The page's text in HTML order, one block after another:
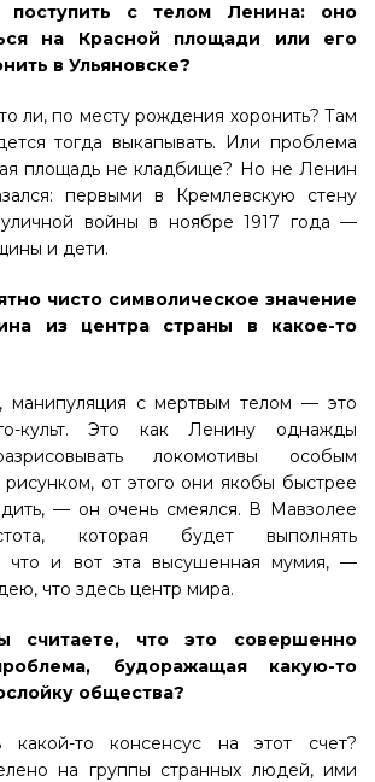
с телом Ленина: оно
на Красной площади или его
в Ульяновске?
ли, по месту рождения хоронить? Там
тогда выкапывать. Или проблема
площадь не кладбище? Но не Ленин
первыми в Кремлевскую стену
войны в ноябре 1917 года —
и дети.
чисто символическое значение
из центра страны в какое-то
с мертвым телом — это
культ. Это как Ленину однажды
локомотивы особым
рисунком, от этого они якобы быстрее
— он очень смеялся. В Мавзолее
которая будет выполнять
что и вот эта высушенная мумия, —
что здесь центр мира.
что это совершенно
будоражащая какую-то
общества?
то консенсус на этот счет?
на группы странных людей, ими